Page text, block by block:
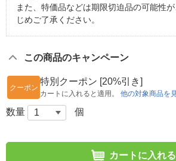
また、特価品などは期限切迫品の可能性
じめご了承ください。
この商品のキャンペーン
クーポン
特別クーポン [20%引き]
カートに入れると適用。 他の対象商品を
数量 個
カートに入れる